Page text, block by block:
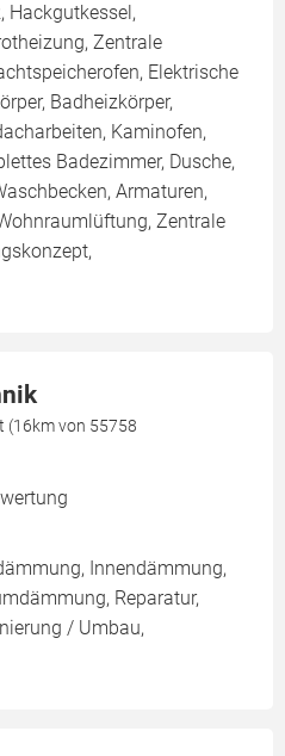
Hackgutkessel,
Zentrale
Elektrische
Badheizkörper,
Kaminofen,
Badezimmer, Dusche,
Armaturen,
Zentrale
(16km von 55758
Innendämmung,
Reparatur,
/ Umbau,